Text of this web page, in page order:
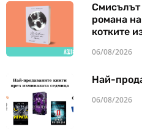
Смисълът
романа
котките
06/08/2026
Най-
06/08/2026